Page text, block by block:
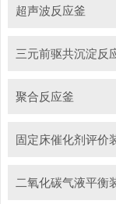
超声波反应釜
三元前驱共沉淀反
聚合反应釜
固定床催化剂评价
二氧化碳气液平衡